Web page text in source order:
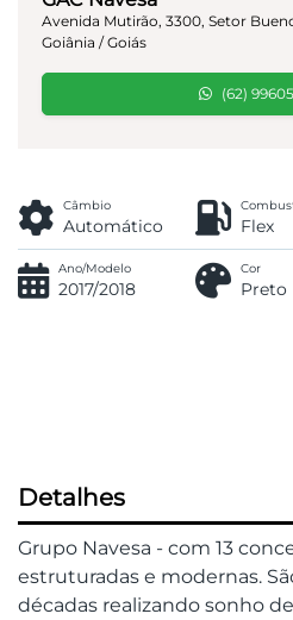
Avenida Mutirão, 3300, Setor
Goiânia / Goiás
(62)
Câmbio
Automático Flex
Ano/Modelo
2017/2018
Cor
Preto
Detalhes
Grupo Navesa - com 13
estruturadas e modernas.
décadas realizando sonho